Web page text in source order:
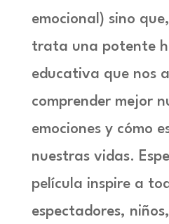
emocional) sino
trata una potente
educativa que nos
comprender mejor
emociones y cómo
nuestras vidas.
película inspire a
espectadores,